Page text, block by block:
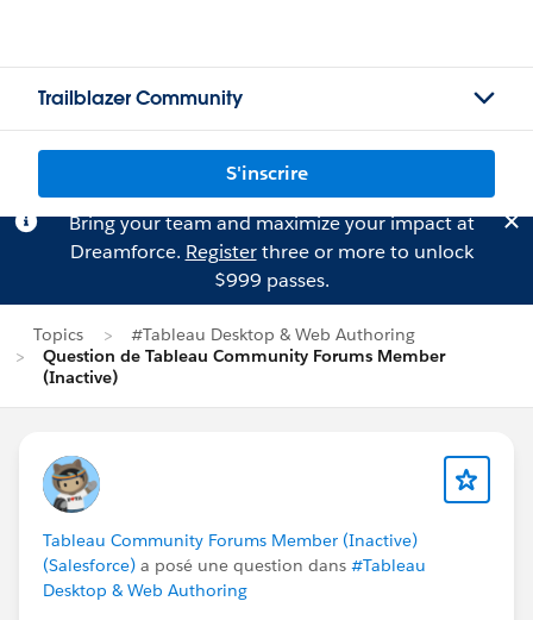
Trailblazer Community
S'inscrire
Bring your team and maximize your impact at
Dreamforce. Registerthree or more to unlock
$999 passes.
Topics
#Tableau Desktop & Web Authoring
Question de Tableau Community Forums Member
(Inactive)
Tableau Community Forums Member (Inactive)
(Salesforce) a posé une question dans #Tableau
Desktop & Web Authoring